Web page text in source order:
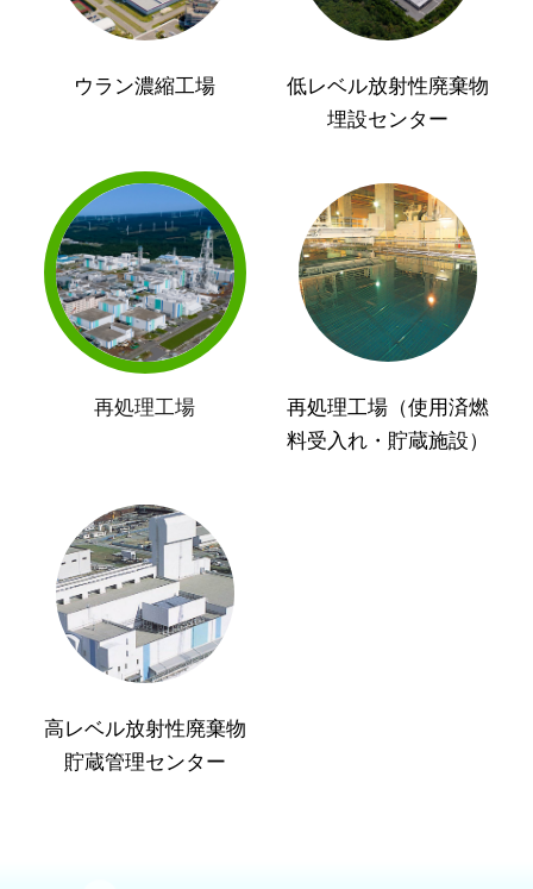
ウラン濃縮工場
低レベル放射性廃棄物
埋設センター
再処理工場
再処理工場（使用済燃
料受入れ・貯蔵施設）
高レベル放射性廃棄物
貯蔵管理センター